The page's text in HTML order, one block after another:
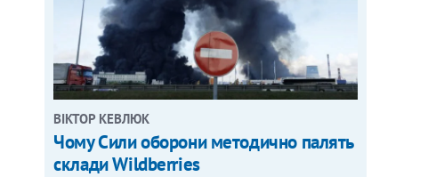
ВІКТОР КЕВЛЮК
Чому Сили оборони методично палять
склади Wildberries